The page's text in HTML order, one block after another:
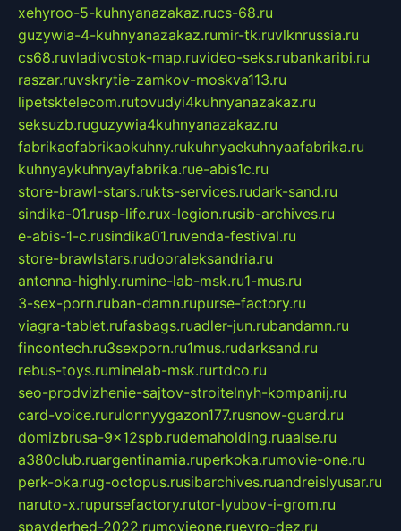
xehyroo-5-kuhnyanazakaz.rucs-68.ru
guzywia-4-kuhnyanazakaz.rumir-tk.ruvlknrussia.ru
cs68.ruvladivostok-map.ruvideo-seks.rubankaribi.ru
raszar.ruvskrytie-zamkov-moskva113.ru
lipetsktelecom.rutovudyi4kuhnyanazakaz.ru
seksuzb.ruguzywia4kuhnyanazakaz.ru
fabrikaofabrikaokuhny.rukuhnyaekuhnyaafabrika.ru
kuhnyaykuhnyayfabrika.rue-abis1c.ru
store-brawl-stars.rukts-services.rudark-sand.ru
sindika-01.rusp-life.rux-legion.rusib-archives.ru
e-abis-1-c.rusindika01.ruvenda-festival.ru
store-brawlstars.rudooraleksandria.ru
antenna-highly.rumine-lab-msk.ru1-mus.ru
3-sex-porn.ruban-damn.rupurse-factory.ru
viagra-tablet.rufasbags.ruadler-jun.rubandamn.ru
fincontech.ru3sexporn.ru1mus.rudarksand.ru
rebus-toys.ruminelab-msk.rurtdco.ru
seo-prodvizhenie-sajtov-stroitelnyh-kompanij.ru
card-voice.rurulonnyygazon177.rusnow-guard.ru
domizbrusa-9x12spb.rudemaholding.ruaalse.ru
a380club.ruargentinamia.ruperkoka.rumovie-one.ru
perk-oka.rug-octopus.rusibarchives.ruandreislyusar.ru
naruto-x.rupursefactory.rutor-lyubov-i-grom.ru
spayderhed-2022.rumovieone.ruevro-dez.ru